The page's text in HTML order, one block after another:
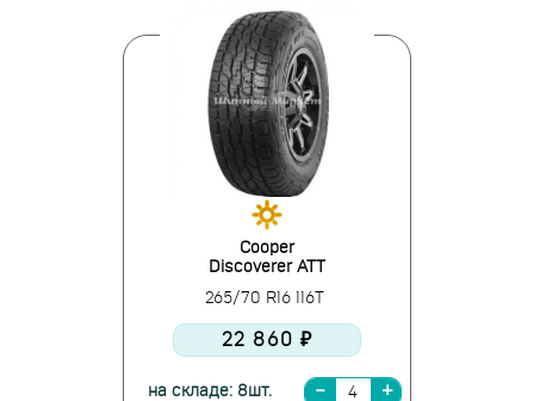
Cooper
Discoverer ATT
265/70 R16 116T
22 860 ₽
на складе: 8шт.